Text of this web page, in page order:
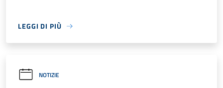
LEGGI DI PIÙ
NOTIZIE